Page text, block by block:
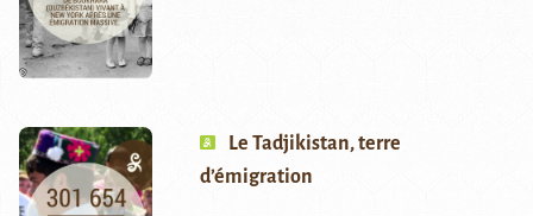
Le Tadjikistan, terre
d’émigration